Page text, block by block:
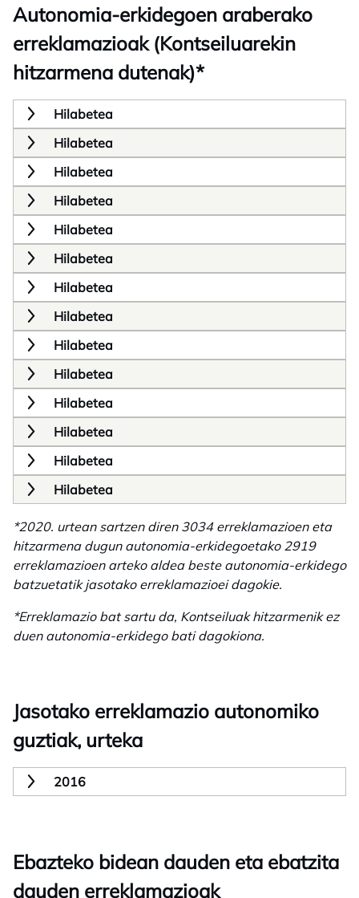
Autonomia-erkidegoen araberako
erreklamazioak (Kontseiluarekin
hitzarmena dutenak)*
Hilabetea
Hilabetea
Hilabetea
Hilabetea
Hilabetea
Hilabetea
Hilabetea
Hilabetea
Hilabetea
Hilabetea
Hilabetea
Hilabetea
Hilabetea
Hilabetea
*2020. urtean sartzen diren 3034 erreklamazioen eta
hitzarmena dugun autonomia-erkidegoetako 2919
erreklamazioen arteko aldea beste autonomia-erkidego
batzuetatik jasotako erreklamazioei dagokie.
*Erreklamazio bat sartu da, Kontseiluak hitzarmenik ez
duen autonomia-erkidego bati dagokiona.
Jasotako erreklamazio autonomiko
guztiak, urteka
2016
Ebazteko bidean dauden eta ebatzita
dauden erreklamazioak